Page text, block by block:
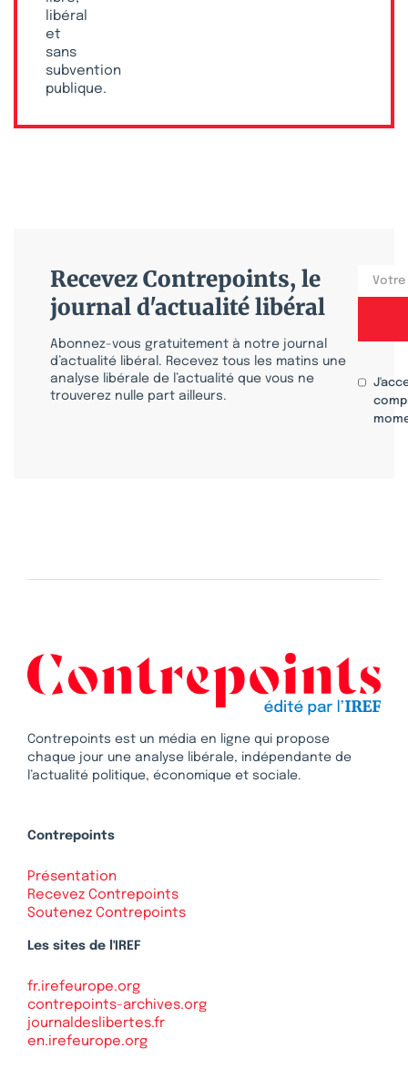
libéral
et
sans
subvention
publique.
Recevez Contrepoints, le
journal d'actualité libéral
Abonnez-vous gratuitement à notre journal
d’actualité libéral. Recevez tous les matins une
analyse libérale de l’actualité que vous ne
trouverez nulle part ailleurs.
Contrepoints est un média en ligne qui propose
chaque jour une analyse libérale, indépendante de
l’actualité politique, économique et sociale.
Contrepoints
Présentation
Recevez Contrepoints
Soutenez Contrepoints
Les sites de l'IREF
fr.irefeurope.org
contrepoints-archives.org
journaldeslibertes.fr
en.irefeurope.org